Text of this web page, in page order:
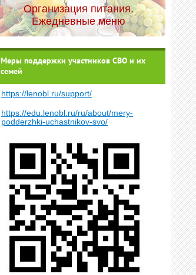
Организация питания.
Ежедневные меню
Меры поддержки участников СВО и их
семей
https://lenobl.ru/support/
https://edu.lenobl.ru/ru/about/mery-
podderzhki-uchastnikov-svo/